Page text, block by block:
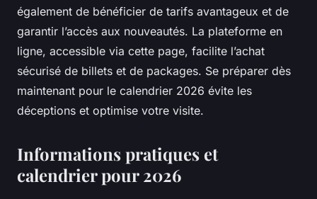
également de bénéficier de tarifs avantageux et de
garantir l’accès aux nouveautés. La plateforme en
ligne, accessible via cette page, facilite l’achat
sécurisé de billets et de packages. Se préparer dès
maintenant pour le calendrier 2026 évite les
déceptions et optimise votre visite.
Informations pratiques et
calendrier pour 2026